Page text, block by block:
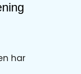
har